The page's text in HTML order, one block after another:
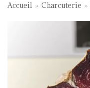
Accueil » Charcuterie »